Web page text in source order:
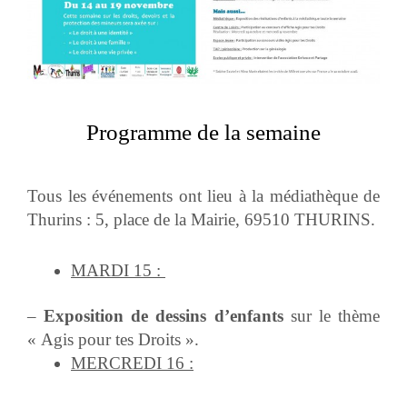
Programme de la semaine
Tous les événements ont lieu à la médiathèque de
Thurins : 5, place de la Mairie, 69510 THURINS.
MARDI 15 :
–Exposition de dessins d’enfantssur le thème
« Agis pour tes Droits ».
MERCREDI 16 :